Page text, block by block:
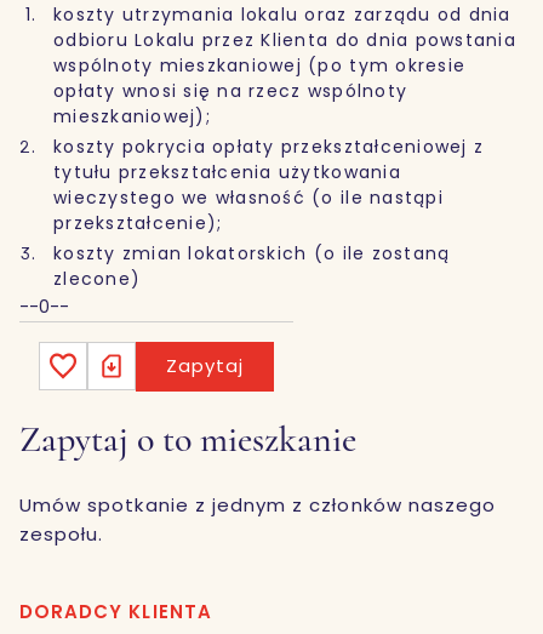
koszty utrzymania lokalu oraz zarządu od dnia
odbioru Lokalu przez Klienta do dnia powstania
wspólnoty mieszkaniowej (po tym okresie
opłaty wnosi się na rzecz wspólnoty
mieszkaniowej);
koszty pokrycia opłaty przekształceniowej z
tytułu przekształcenia użytkowania
wieczystego we własność (o ile nastąpi
przekształcenie);
koszty zmian lokatorskich (o ile zostaną
zlecone)
--0--
Zapytaj
Zapytaj o to mieszkanie
Umów spotkanie z jednym z członków naszego
zespołu.
DORADCY KLIENTA